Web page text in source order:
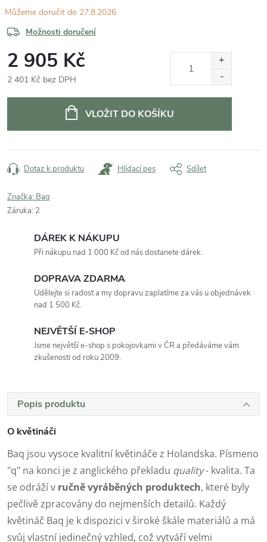
27.8.2026
Možnosti doručení
2 905 Kč
2 401 Kč bez DPH
VLOŽIT DO KOŠÍKU
Dotaz k produktu Hlídací pes Sdílet
Značka: Baq
Záruka: 2
DÁREK K NÁKUPU
Při nákupu nad 1 000 Kč od nás dostanete dárek.
DOPRAVA ZDARMA
Udělejte si radost a my dopravu zaplatíme za vás u objednávek
nad 1 500 Kč.
NEJVĚTŠÍ E-SHOP
Jsme největší e-shop s pokojovkami v ČR a předáváme vám
zkušenosti od roku 2009.
Popis produktu
O květináči
Baq jsou vysoce kvalitní květináče z Holandska. Písmeno
"q" na konci je z anglického překladu quality- kvalita. Ta
se odráží v ručně vyráběných produktech, které byly
pečlivě zpracovány do nejmenších detailů. Každý
květináč Baq je k dispozici v široké škále materiálů a má
svůj vlastní jedinečný vzhled, což vytváří velmi